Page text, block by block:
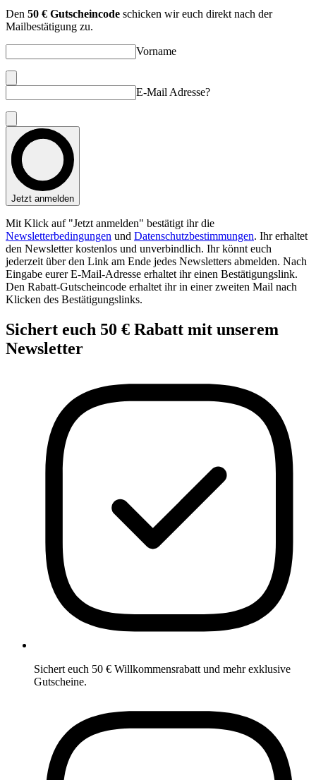
Den 50 € Gutscheincode schicken wir euch direkt nach der
Mailbestätigung zu.
Vorname
E-Mail Adresse?
Jetzt anmelden
Mit Klick auf "Jetzt anmelden" bestätigt ihr die
Newsletterbedingungen und Datenschutzbestimmungen. Ihr erhaltet
den Newsletter kostenlos und unverbindlich. Ihr könnt euch
jederzeit über den Link am Ende jedes Newsletters abmelden. Nach
Eingabe eurer E-Mail-Adresse erhaltet ihr einen Bestätigungslink.
Den Rabatt-Gutscheincode erhaltet ihr in einer zweiten Mail nach
Klicken des Bestätigungslinks.
Sichert euch 50 € Rabatt mit unserem
Newsletter
Sichert euch 50 € Willkommensrabatt und mehr exklusive
Gutscheine.